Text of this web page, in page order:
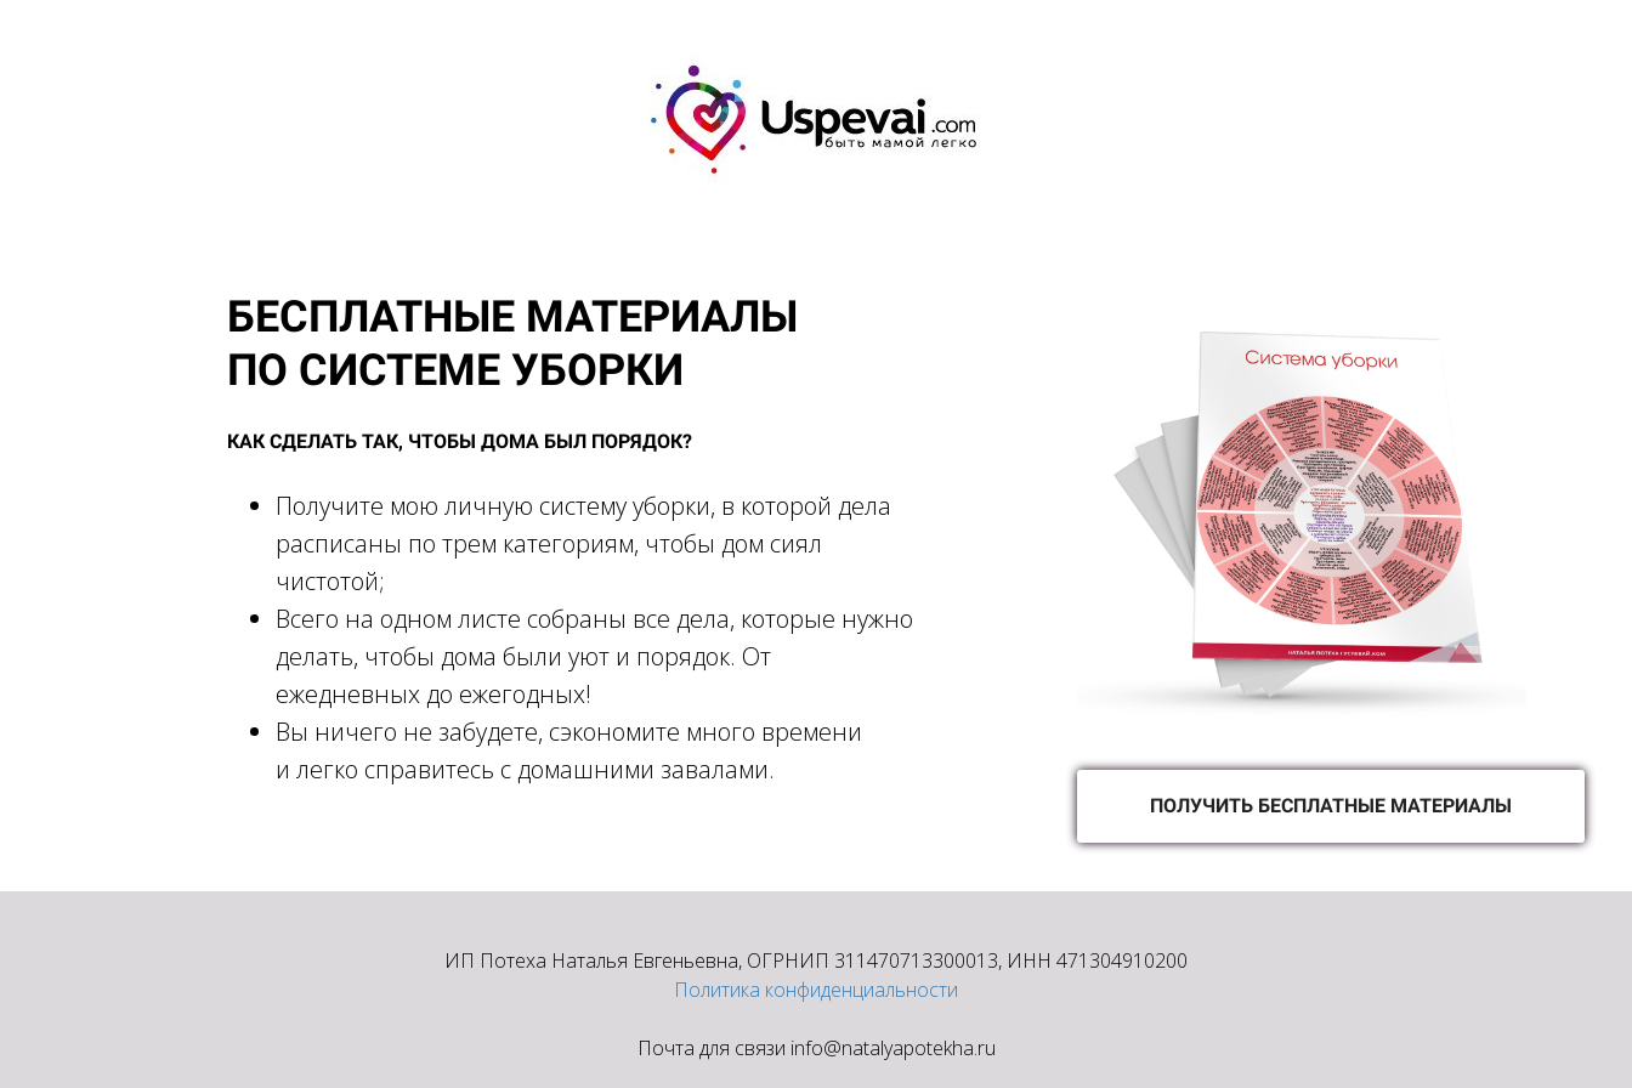
БЕСПЛАТНЫЕ МАТЕРИАЛЫ
ПО СИСТЕМЕ УБОРКИ
КАК СДЕЛАТЬ ТАК, ЧТОБЫ ДОМА БЫЛ ПОРЯДОК?
Получите мою личную систему уборки, в которой дела
расписаны по трем категориям, чтобы дом сиял
чистотой;
Всего на одном листе собраны все дела, которые нужно
делать, чтобы дома были уют и порядок. От
ежедневных до ежегодных!
Вы ничего не забудете, сэкономите много времени
и легко справитесь с домашними завалами.
ПОЛУЧИТЬ БЕСПЛАТНЫЕ МАТЕРИАЛЫ
ИП Потеха Наталья Евгеньевна, ОГРНИП 311470713300013, ИНН 471304910200
Политика конфиденциальности
Почта для связи info@natalyapotekha.ru